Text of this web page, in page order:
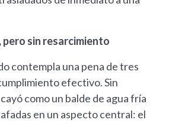
sin resarcimiento
contempla una pena de tres
efectivo. Sin
como un balde de agua fría
en un aspecto central: el